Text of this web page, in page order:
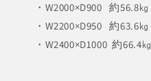
・W2000×D900 約56.8㎏
・W2200×D950 約63.6㎏
・W2400×D1000 約66.4㎏